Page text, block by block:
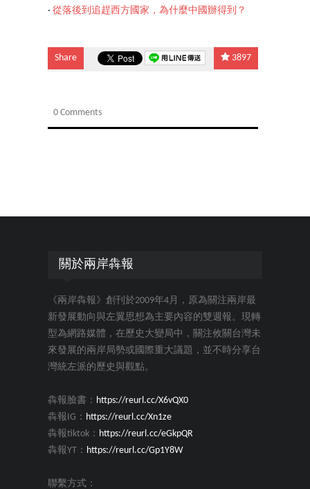
‧ 從落後到追趕西方國家，為什麼中國辦得到？
Share 3897
0 Comments
關於兩岸犇報
《兩岸犇報》創刊於2009年4月，原為關注兩岸最
新發展動向與左翼思想為主要內容的雙週報。現轉
型為網路媒體，在歷史大變局中，關注攸關台灣未
來發展的兩岸局勢或國際重大議題，並不時分享台
灣統左派的歷史與觀點。
犇報臉書： https://reurl.cc/X6vQX0
犇報IG： https://reurl.cc/Xn1ze
犇報tiktok： https://reurl.cc/eGkpQR
犇報YT： https://reurl.cc/Gp1Y8W
聯繫方式：